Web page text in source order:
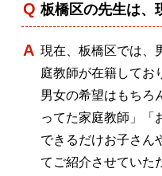
板橋区の先生は、
現在、板橋区では、
庭教師が在籍してお
男女の希望はもちろ
ってた家庭教師」「
できるだけお子さん
てご紹介させていた